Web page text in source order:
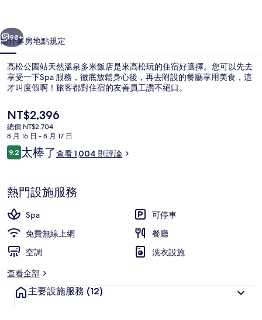
溫
泉
多
米
飯
店
的
片
個 下一個
98+
簡介客房地點規定
高松公園站天然溫泉多米飯店是來高松玩的住宿好選擇。您可以先去
享受一下Spa 服務，徹底放鬆身心後，再去附設的餐廳享用美食，這
才叫度假啊！旅客都對住宿的友善員工讚不絕口。
目
前
的
價
格
NT$2,396
總價 NT$2,704
8 月 16 日 - 8 月 17 日
評
論
9.29.2 分，滿分 10 分，
太棒了查看 1,004 則評論
熱門設施服務
Spa
可停車
免費無線上網
餐廳
空調
洗衣設施
查看全部
主要設施服務 (12)